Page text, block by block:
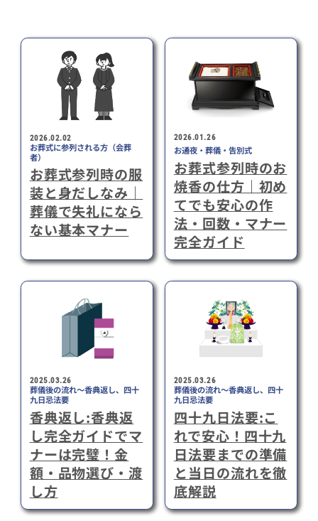
2026.02.02
お葬式に参列される方（会葬
者）
お葬式参列時の服
装と⾝だしなみ｜
葬儀で失礼になら
ない基本マナー
2026.01.26
お通夜・葬儀・告別式
お葬式参列時のお
焼⾹の仕⽅｜初め
てでも安⼼の作
法・回数・マナー
完全ガイド
2025.03.26
葬儀後の流れ～香典返し、四十
九日忌法要
香典返し:香典返
し完全ガイドでマ
ナーは完璧！金
額・品物選び・渡
し方
2025.03.26
葬儀後の流れ～香典返し、四十
九日忌法要
四十九日法要:こ
れで安心！四十九
日法要までの準備
と当日の流れを徹
底解説